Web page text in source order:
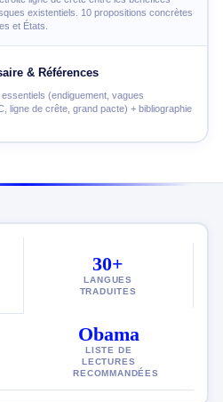
existentiels. 10 propositions concrètes
et États.
& Références
(endiguement, vagues
ligne de crête, grand pacte) + bibliographie
30+
LANGUES
TRADUITES
Obama
LISTE DE
LECTURES
RECOMMANDÉES